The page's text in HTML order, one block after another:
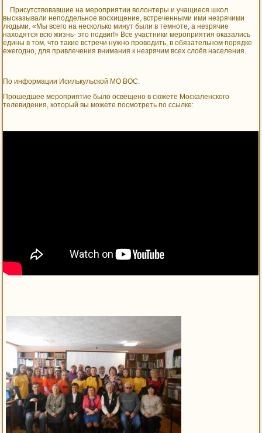
Присутствовавшие на мероприятии волонтеры и учащиеся школ
высказывали неподдельное восхищение, встреченными ими незрячими
людьми. «Мы всего на несколько минут были в темноте, а незрячие
находятся всю жизнь- это подвиг!» Все участники мероприятия оказались
едины в том, что такие встречи нужно проводить, в обязательном порядке
ежегодно, для привлечения внимания к незрячим всех слоёв населения.
По информации Исилькульской МО ВОС.
Прошедшее мероприятие было освещено в сюжете Москаленского
телевидения, который вы можете посмотреть по ссылке: